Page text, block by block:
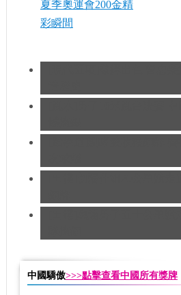
夏季奧運會200金精
彩瞬間
中國驕傲>>>點擊查看中國所有獎牌